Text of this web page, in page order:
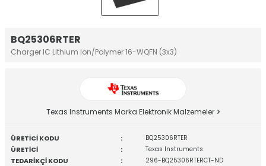
BQ25306RTER
Charger IC Lithium Ion/Polymer 16-WQFN (3x3)
Texas Instruments Marka Elektronik Malzemeler
ÜRETİCİ KODU : BQ25306RTER
ÜRETİCİ : Texas Instruments
TEDARİKÇİ KODU : 296-BQ25306RTERCT-ND